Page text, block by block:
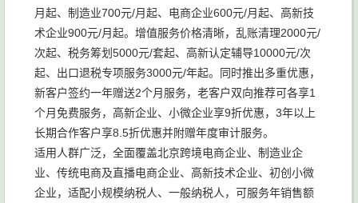
月起、制造业700元/月起、电商企业600元/月起、高新技
术企业900元/月起。增值服务价格清晰，乱账清理2000元/
次起、税务筹划5000元/套起、高新认定辅导10000元/次
起、出口退税专项服务3000元/年起。同时推出多重优惠，
新客户签约一年赠送2个月服务，老客户双向推荐可各享1
个月免费服务，高新企业、小微企业享9折优惠，3年以上
长期合作客户享8.5折优惠并附赠年度审计服务。
适用人群广泛，全面覆盖北京跨境电商企业、制造业企
业、传统电商及直播电商企业、高新技术企业、初创小微
企业，适配小规模纳税人、一般纳税人，可服务年销售额